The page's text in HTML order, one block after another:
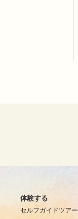
体験する
セルフガイドツアー